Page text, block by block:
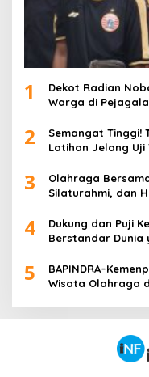
1
Dekot Radian
Warga di
2
Semangat Tinggi!
Latihan Jelang Uji
3
Olahraga
Silaturahmi, dan
4
Dukung dan Puji
Berstandar Dunia
5
Wisata Olahraga